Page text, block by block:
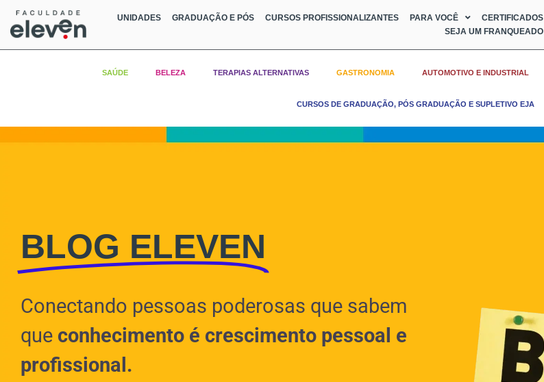
UNIDADES GRADUAÇÃO E PÓS CURSOS PROFISSIONALIZANTES PARA VOCÊ CERTIFICADOS
SEJA UM FRANQUEADO
SAÚDE BELEZA TERAPIAS ALTERNATIVAS GASTRONOMIA AUTOMOTIVO E INDUSTRIAL
CURSOS DE GRADUAÇÃO, PÓS GRADUAÇÃO E SUPLETIVO EJA
BLOG ELEVEN
Conectando pessoas poderosas que sabem
que conhecimento é crescimento pessoal e
profissional.